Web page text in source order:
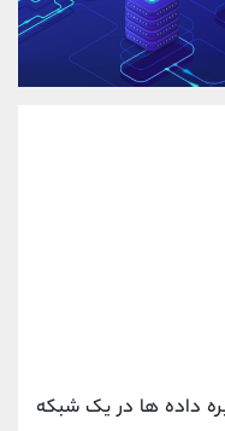
داده ها در یک شبکه
09101364784
شروع گفتگو
@Armteam_admin_104
021-22021030